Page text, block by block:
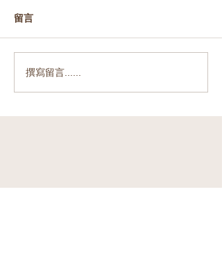
義大利藝術治療全解析：
榮格心理學、無所事事的
留言
撰寫留言......